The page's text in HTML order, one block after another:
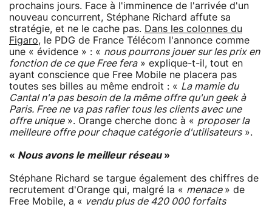
prochains jours. Face à l'imminence de l'arrivée d'un
nouveau concurrent, Stéphane Richard affute sa
stratégie, et ne le cache pas. Dans les colonnes du
Figaro, le PDG de France Télécom l'annonce comme
une « évidence » : « nous pourrons jouer sur les prix en
fonction de ce que Free fera» explique-t-il, tout en
ayant conscience que Free Mobile ne placera pas
toutes ses billes au même endroit : « La mamie du
Cantal n'a pas besoin de la même offre qu'un geek à
Paris. Free ne va pas rafler tous les clients avec une
offre unique». Orange cherche donc à « proposer la
meilleure offre pour chaque catégorie d'utilisateurs».
« Nous avons le meilleur réseau»
Stéphane Richard se targue également des chiffres de
recrutement d'Orange qui, malgré la « menace » de
Free Mobile, a « vendu plus de 420 000 forfaits